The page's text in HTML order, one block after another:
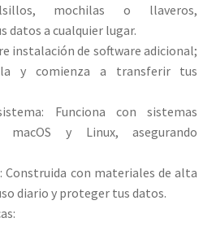
mochilas o llaveros,
a cualquier lugar.
instalación de software adicional;
y comienza a transferir tus
Funciona con sistemas
macOS y Linux, asegurando
Construida con materiales de alta
diario y proteger tus datos.